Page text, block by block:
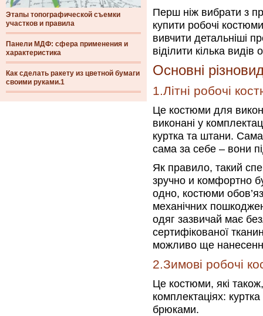
Этапы топографической съемки
участков и правила
Панели МДФ: сфера применения и
характеристика
Как сделать ракету из цветной бумаги
своими руками.1
Перш ніж вибрати з
купити робочі
вивчити детальніші
віділити кілька
Основні
1.Літні робочі
Це костюми для
виконані у
куртка та штани.
сама за себе – вони
Як правило, такий
зручно и комфортно
одно, костюми
механічних
одяг зазвичай має
сертифікованої
можливо ще
2.Зимові робочі
Це костюми, які
комплектаціях:
брюками.